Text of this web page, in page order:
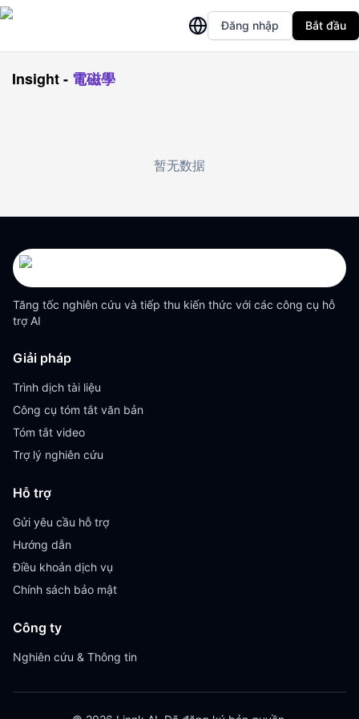
Đăng nhập Bắt đầu
Insight- 電磁學
暂无数据
Tăng tốc nghiên cứu và tiếp thu kiến thức với các công cụ hỗ
trợ AI
Giải pháp
Trình dịch tài liệu
Công cụ tóm tắt văn bản
Tóm tắt video
Trợ lý nghiên cứu
Hỗ trợ
Gửi yêu cầu hỗ trợ
Hướng dẫn
Điều khoản dịch vụ
Chính sách bảo mật
Công ty
Nghiên cứu & Thông tin